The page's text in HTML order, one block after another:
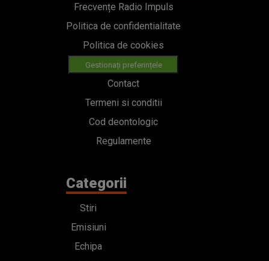
Frecvențe Radio Impuls
Politica de confidentialitate
Politica de cookies
Gestionați preferințele
Contact
Termeni si conditii
Cod deontologic
Regulamente
Categorii
Stiri
Emisiuni
Echipa